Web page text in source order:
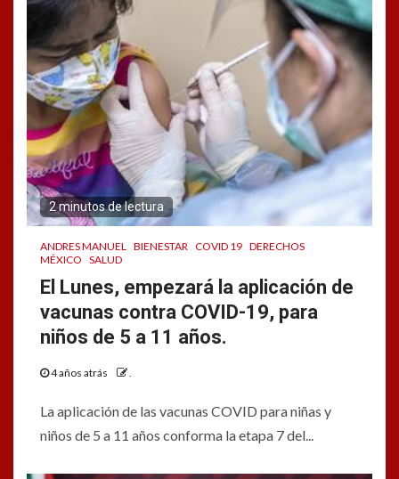
2 minutos de lectura
ANDRES MANUEL BIENESTAR COVID 19 DERECHOS
MÉXICO SALUD
El Lunes, empezará la aplicación de
vacunas contra COVID-19, para
niños de 5 a 11 años.
4 años atrás .
La aplicación de las vacunas COVID para niñas y
niños de 5 a 11 años conforma la etapa 7 del...